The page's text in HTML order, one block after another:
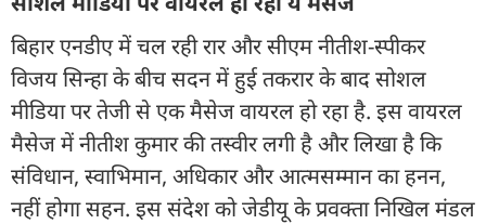
बिहार एनडीए में चल रही रार और सीएम नीतीश-स्पीकर
विजय सिन्हा के बीच सदन में हुई तकरार के बाद सोशल
मीडिया पर तेजी से एक मैसेज वायरल हो रहा है. इस वायरल
मैसेज में नीतीश कुमार की तस्वीर लगी है और लिखा है कि
संविधान, स्वाभिमान, अधिकार और आत्मसम्मान का हनन,
नहीं होगा सहन. इस संदेश को जेडीयू के प्रवक्ता निखिल मंडल